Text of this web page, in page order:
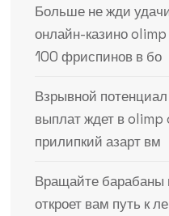
Больше не жди
онлайн-казино
100 фриспинов в бо
Взрывной
выплат ждет в olimp
прилипкий азарт вм
Вращайте
откроет вам путь к